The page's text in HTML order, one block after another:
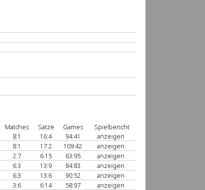
Matches Sätze Games
Spielbericht
8:1 16:4 94:41
anzeigen
8:1 17:2 109:42
anzeigen
2:7 6:15 63:95
anzeigen
6:3 13:9 84:83
anzeigen
6:3 13:6 90:52
anzeigen
3:6 6:14 58:97 anzeigen